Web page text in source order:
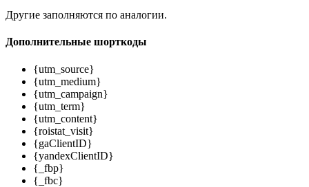
Другие заполняются по аналогии.
Дополнительные шорткоды
{utm_source}
{utm_medium}
{utm_campaign}
{utm_term}
{utm_content}
{roistat_visit}
{gaClientID}
{yandexClientID}
{_fbp}
{_fbc}